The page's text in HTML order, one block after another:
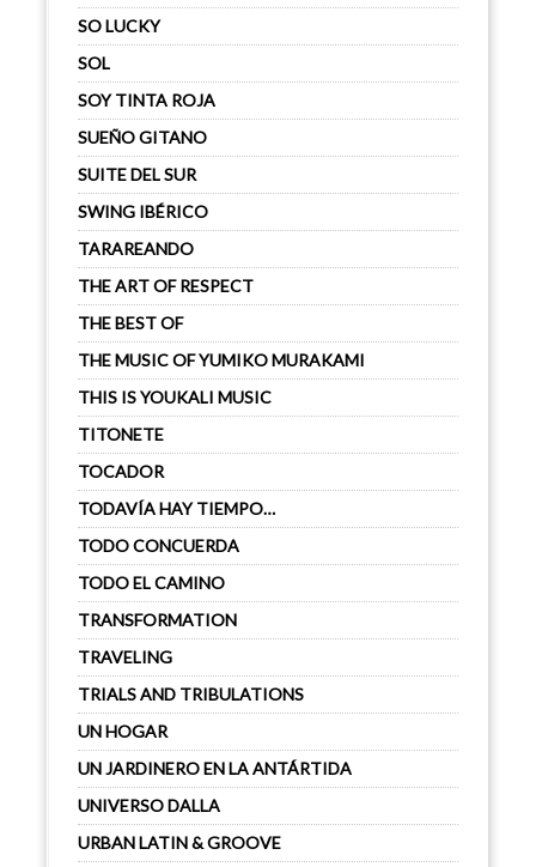
SO LUCKY
SOL
SOY TINTA ROJA
SUEÑO GITANO
SUITE DEL SUR
SWING IBÉRICO
TARAREANDO
THE ART OF RESPECT
THE BEST OF
THE MUSIC OF YUMIKO MURAKAMI
THIS IS YOUKALI MUSIC
TITONETE
TOCADOR
TODAVÍA HAY TIEMPO…
TODO CONCUERDA
TODO EL CAMINO
TRANSFORMATION
TRAVELING
TRIALS AND TRIBULATIONS
UN HOGAR
UN JARDINERO EN LA ANTÁRTIDA
UNIVERSO DALLA
URBAN LATIN & GROOVE